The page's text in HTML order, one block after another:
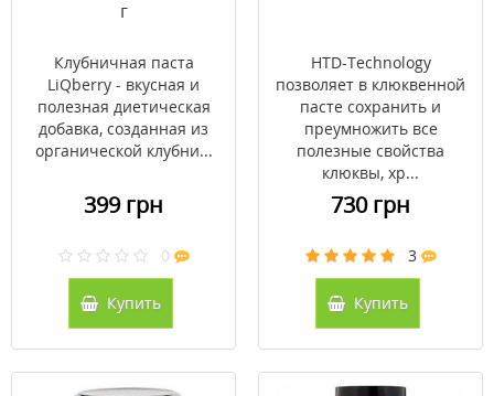
г
Клубничная паста
LiQberry - вкусная и
полезная диетическая
добавка, созданная из
органической клубни...
399 грн
0
Купить
HTD-Technology
позволяет в клюквенной
пасте сохранить и
преумножить все
полезные свойства
клюквы, хр...
730 грн
3
Купить